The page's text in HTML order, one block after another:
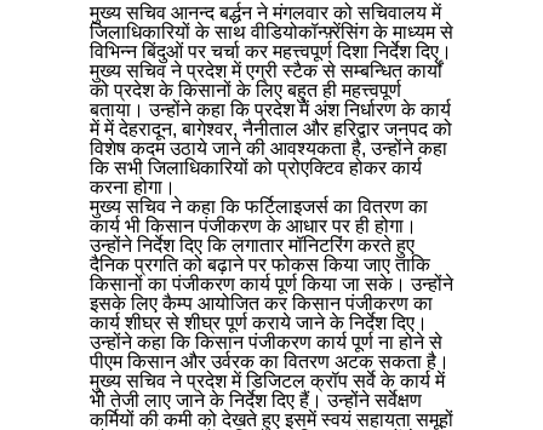
मुख्य सचिव आनन्द बर्द्धन ने मंगलवार को सचिवालय में
जिलाधिकारियों के साथ वीडियोकॉन्फ़्रेंसिंग के माध्यम से
विभिन्न बिंदुओं पर चर्चा कर महत्त्वपूर्ण दिशा निर्देश दिए।
मुख्य सचिव ने प्रदेश में एग्री स्टैक से सम्बन्धित कार्यों
को प्रदेश के किसानों के लिए बहुत ही महत्त्वपूर्ण
बताया। उन्होंने कहा कि प्रदेश में अंश निर्धारण के कार्य
में में देहरादून, बागेश्वर, नैनीताल और हरिद्वार जनपद को
विशेष कदम उठाये जाने की आवश्यकता है, उन्होंने कहा
कि सभी जिलाधिकारियों को प्रोएक्टिव होकर कार्य
करना होगा।
मुख्य सचिव ने कहा कि फर्टिलाइजर्स का वितरण का
कार्य भी किसान पंजीकरण के आधार पर ही होगा।
उन्होंने निर्देश दिए कि लगातार मॉनिटरिंग करते हुए
दैनिक प्रगति को बढ़ाने पर फोकस किया जाए ताकि
किसानों का पंजीकरण कार्य पूर्ण किया जा सके। उन्होंने
इसके लिए कैम्प आयोजित कर किसान पंजीकरण का
कार्य शीघ्र से शीघ्र पूर्ण कराये जाने के निर्देश दिए।
उन्होंने कहा कि किसान पंजीकरण कार्य पूर्ण ना होने से
पीएम किसान और उर्वरक का वितरण अटक सकता है।
मुख्य सचिव ने प्रदेश में डिजिटल क्रॉप सर्वे के कार्य में
भी तेजी लाए जाने के निर्देश दिए हैं। उन्होंने सर्वेक्षण
कर्मियों की कमी को देखते हुए इसमें स्वयं सहायता समूहों